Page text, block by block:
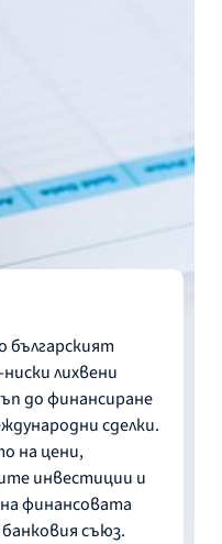
българският
лихвени
до финансиране
сделки.
на цени,
инвестиции и
финансовата
съюз.